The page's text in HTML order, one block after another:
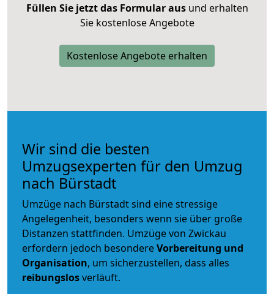
Füllen Sie jetzt das Formular ausund erhalten
Sie kostenlose Angebote
Kostenlose Angebote erhalten
Wir sind die besten
Umzugsexperten für den Umzug
nach Bürstadt
Umzüge nach Bürstadt sind eine stressige
Angelegenheit, besonders wenn sie über große
Distanzen stattfinden. Umzüge von Zwickau
erfordern jedoch besondereVorbereitung und
Organisation, um sicherzustellen, dass alles
reibungslosverläuft.